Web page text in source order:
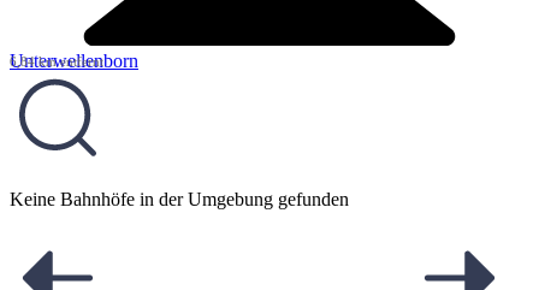
Unterwellenborn
6,84 km entfernt
Keine Bahnhöfe in der Umgebung gefunden